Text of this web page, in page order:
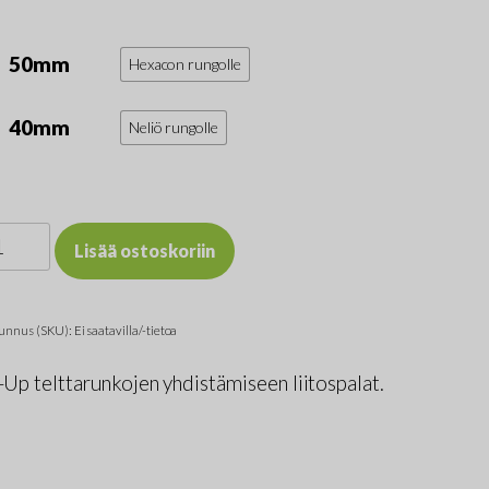
50mm Hexacon rungolle
40mm Neliö rungolle
Lisää ostoskoriin
(SKU): Ei saatavilla/-tietoa
Up telttarunkojen yhdistämiseen liitospalat.